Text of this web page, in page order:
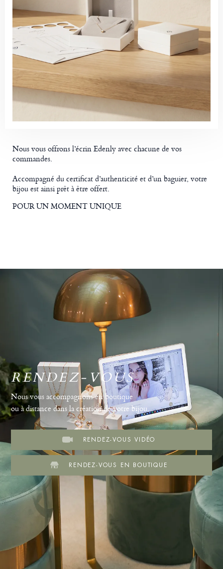
Nous vous offrons l’écrin Edenly avec chacune de vos
commandes.
Accompagné du certificat d’authenticité et d’un baguier, votre
bijou est ainsi prêt à être offert.
POUR UN MOMENT UNIQUE
RENDEZ-VOUS
Nous vous accompagnons en boutique
ou à distance dans la création de votre bijou.
RENDEZ-VOUS VIDÉO
RENDEZ-VOUS EN BOUTIQUE